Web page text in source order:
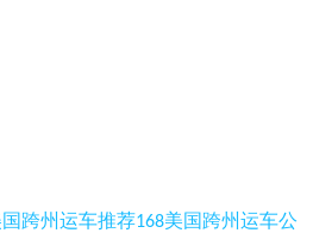
跨州运车推荐168美国跨州运车公